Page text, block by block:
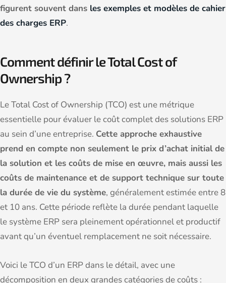
figurent souvent dans les exemples et modèles de cahier
des charges ERP.
Comment définir le Total Cost of
Ownership ?
Le Total Cost of Ownership (TCO) est une métrique
essentielle pour évaluer le coût complet des solutions ERP
au sein d’une entreprise. Cette approche exhaustive
prend en compte non seulement le prix d’achat initial de
la solution et les coûts de mise en œuvre, mais aussi les
coûts de maintenance et de support technique sur toute
la durée de vie du système, généralement estimée entre 8
et 10 ans. Cette période reflète la durée pendant laquelle
le système ERP sera pleinement opérationnel et productif
avant qu’un éventuel remplacement ne soit nécessaire.
Voici le TCO d’un ERP dans le détail, avec une
décomposition en deux grandes catégories de coûts :